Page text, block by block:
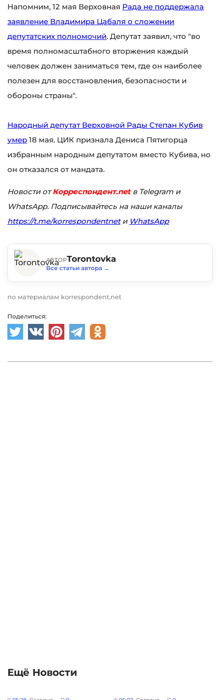
Напомним, 12 мая Верховная Рада не поддержала
заявление Владимира Цабаля о сложении
депутатских полномочий. Депутат заявил, что "во
время полномасштабного вторжения каждый
человек должен заниматься тем, где он наиболее
полезен для восстановления, безопасности и
обороны страны".
Народный депутат Верховной Рады Степан Кубив
умер 18 мая. ЦИК признала Дениса Пятигорца
избранным народным депутатом вместо Кубива, но
он отказался от мандата.
Новости отКорреспондент.net в Telegram и
WhatsApp. Подписывайтесь на наши каналы
https://t.me/korrespondentnetи WhatsApp
АВТОРTorontovka
Все статьи автора →
по материалам korrespondent.net
Поделиться:
Ещё Новости